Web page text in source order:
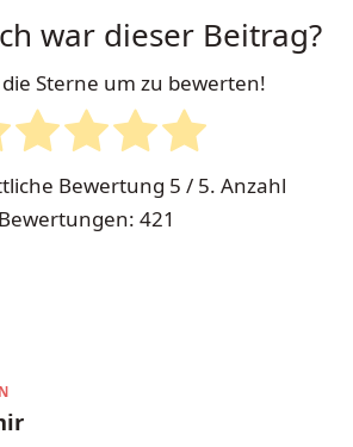
war dieser Beitrag?
Sterne um zu bewerten!
Bewertung 5 / 5. Anzahl
Bewertungen: 421